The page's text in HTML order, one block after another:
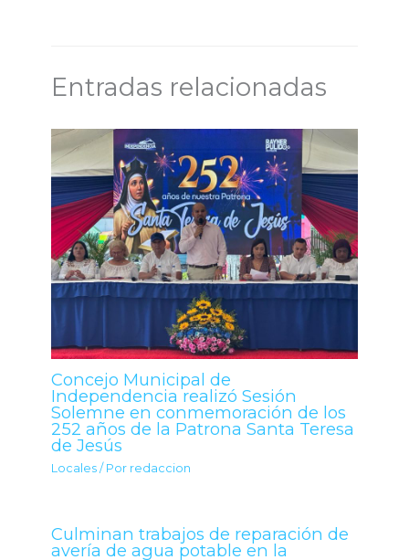
Entradas relacionadas
Concejo Municipal de
Independencia realizó Sesión
Solemne en conmemoración de los
252 años de la Patrona Santa Teresa
de Jesús
Locales / Por redaccion
Culminan trabajos de reparación de
avería de agua potable en la